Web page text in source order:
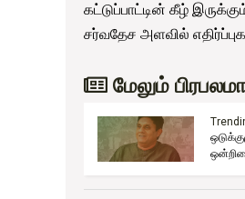
கட்டுப்பாட்டின் கீழ்
சர்வதேச அளவில்
மேலும்